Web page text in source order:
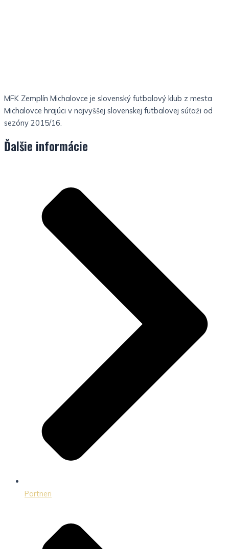
MFK Zemplín Michalovce je slovenský futbalový klub z mesta
Michalovce hrajúci v najvyššej slovenskej futbalovej súťaži od
sezóny 2015/16.
Ďalšie informácie
Partneri